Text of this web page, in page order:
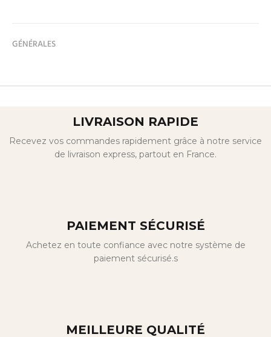
GÉNÉRALES
LIVRAISON RAPIDE
Recevez vos commandes rapidement grâce à notre service
de livraison express, partout en France.
PAIEMENT SÉCURISÉ
Achetez en toute confiance avec notre système de
paiement sécurisé.s
MEILLEURE QUALITÉ